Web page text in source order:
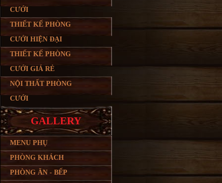
CƯỚI
THIẾT KẾ PHÒNG
CƯỚI HIỆN ĐẠI
THIẾT KẾ PHÒNG
CƯỚI GIÁ RẺ
NỘI THẤT PHÒNG
CƯỚI
GALLERY
MENU PHỤ
PHÒNG KHÁCH
PHÒNG ĂN - BẾP